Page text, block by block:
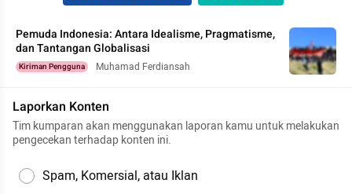
Pemuda Indonesia: Antara Idealisme, Pragmatisme,
dan Tantangan Globalisasi
Kiriman Pengguna Muhamad Ferdiansah
Laporkan Konten
Tim kumparan akan menggunakan laporan kamu untuk melakukan
pengecekan terhadap konten ini.
Spam, Komersial, atau Iklan